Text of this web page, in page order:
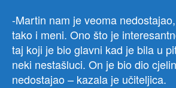
-Martin nam je veoma
tako i meni. Ono što je
taj koji je bio glavni kad je bila u
neki nestašluci. On je bio dio
nedostajao – kazala je učiteljica.